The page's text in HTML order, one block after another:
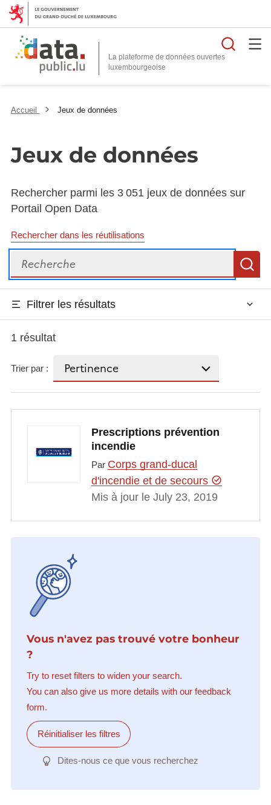
La plateforme de données ouvertes
Accueil Jeux de données
Jeux de données
Rechercher parmi les 3 051 jeux de données sur
Portail Open Data
Rechercher dans les réutilisations
Recherche
Filtrer les résultats
1 résultat
Trier par :
Prescriptions prévention
incendie
Par Corps grand-ducal
d'incendie et de secours
Mis à jour le July 23, 2019
Vous n'avez pas trouvé votre bonheur
?
Try to reset filters to widen your search.
You can also give us more details with our feedback
form.
Réinitialiser les filtres
Dites-nous ce que vous recherchez